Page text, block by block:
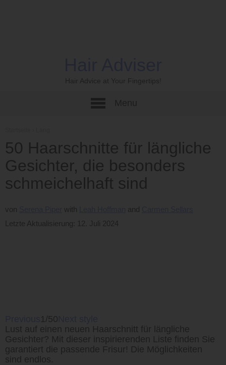
Hair Advice at Your Fingertips!
50 Haarschnitte für längliche
Gesichter, die besonders
schmeichelhaft sind
von
Letzte Aktualisierung: 12. Juli 2024
1/50
Lust auf einen neuen Haarschnitt für längliche
Gesichter? Mit dieser inspirierenden Liste finden Sie
garantiert die passende Frisur! Die Möglichkeiten
sind endlos.